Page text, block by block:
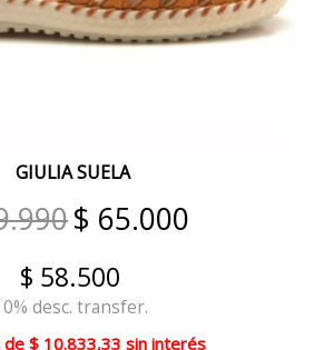
CUOIO CLARO
ROSA
PRINT ROJO
ROJO AMARILLO
VERDE CAMUFLADO
GIULIA SUELA
$ 65.000
$ 58.500
desc. transfer.
de $ 10.833,33 sin interés